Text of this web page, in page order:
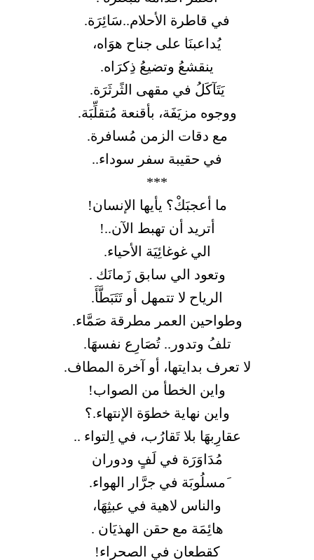
في قاطرة الأحلام..سَائِرَة.
يُداعبنَا على جناح هوَاه،
ينقشعُ وتضيعُ ذِكرَاه.
يَتَآكَلُ في مقهى الثًرثَرَة.
ووجوه مزيَفَة، بأقنعة مُتقلِّبَة.
مع دقات الزمن مُسافرة.
في حقيبة سفر سوداء..
***
ما أعجبَكْ؟ يأيها الإنسان!
أتريد أن تهبط الآن..!
الي غوغائِيَة الأحياء.
وتعود الي سابق زَمانَك .
الرياح لا تتمهل أو تَتَبَطَّأَ.
وطواحين العمر مطرقة صَمَّاء.
تلفُ وتدور.. تُصَارِع نفسهَا.
لا تعرف بدايتها، أو آخرة المطاف.
واين الخطأ من الصواب!
واين نهاية خطوَة الإنتهاء.؟
عقارِبهَا بلا تَقارُب، في اِلتواء ..
مُدَاوَرَة في لَفٍ ودوران
َمسلُوبَة في جرَّار الهواء.
والناس لاهية في عبثِهَا،
هائِمَة مع حقن الهذيَان .
كقطعان في الصحراء!